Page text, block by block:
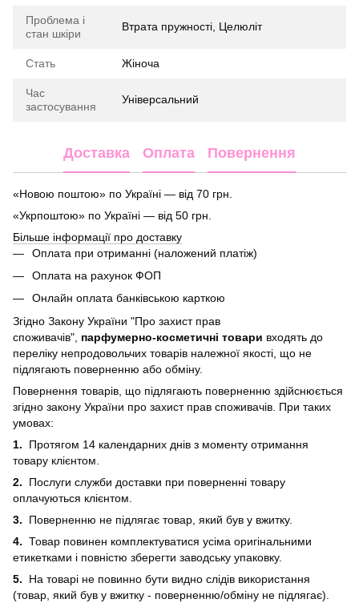
Проблема і
стан шкіри
Втрата пружності, Целюліт
Стать Жіноча
Час
застосування
Універсальний
Доставка Оплата Повернення
«Новою поштою» по Україні — від 70 грн.
«Укрпоштою» по Україні — від 50 грн.
Більше інформації про доставку
Оплата при отриманні (наложений платіж)
Оплата на рахунок ФОП
Онлайн оплата банківською карткою
Згідно Закону України "Про захист прав
споживачів", парфумерно-косметичні товари входять до
переліку непродовольчих товарів належної якості, що не
підлягають поверненню або обміну.
Повернення товарів, що підлягають поверненню здійснюється
згідно закону України про захист прав споживачів. При таких
умовах:
1.
Протягом 14 календарних днів з моменту отримання
товару клієнтом.
2. Послуги служби доставки при поверненні товару
оплачуються клієнтом.
3.
Поверненню не підлягає товар, який був у вжитку.
4. Товар повинен комплектуватися усіма оригінальними
етикетками і повністю зберегти заводську упаковку.
5. На товарі не повинно бути видно слідів використання
(товар, який був у вжитку - поверненню/обміну не підлягає).